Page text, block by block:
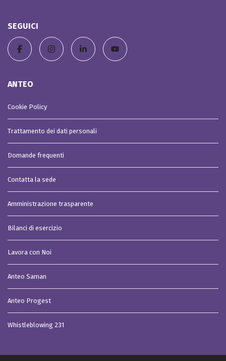
SEGUICI
ANTEO
Cookie Policy
Trattamento dei dati personali
Domande frequenti
Contatta la sede
Amministrazione trasparente
Bilanci di esercizio
Lavora con Noi
Anteo Saman
Anteo Progest
Whistleblowing 231